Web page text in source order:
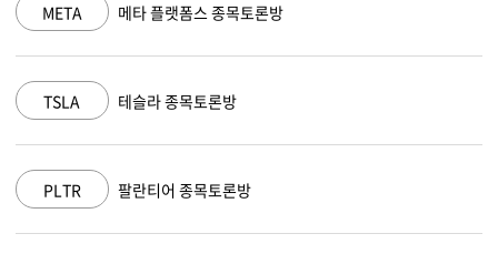
META 메타 플랫폼스 종목토론방
TSLA 테슬라 종목토론방
PLTR 팔란티어 종목토론방